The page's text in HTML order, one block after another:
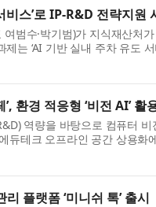
스’로 IP-R&D 전략지원
범수·박기범)가 지식재산처
는 ‘AI 기반 실내 주차 유도
환경 적응형 ‘비전 AI’
역량을 바탕으로 컴퓨터
듀테크 오프라인 공간 상용
플랫폼 ‘미니쉬 톡’ 출시